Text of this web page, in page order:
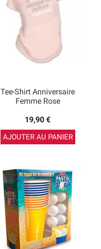
Tee-Shirt Anniversaire
Femme Rose
19,90 €
AJOUTER AU PANIER